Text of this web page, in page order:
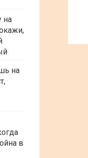
на
на
в